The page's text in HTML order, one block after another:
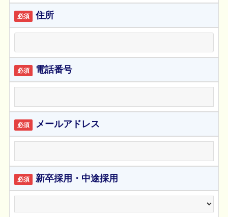
必須 住所
必須 電話番号
必須 メールアドレス
必須 新卒採用・中途採用